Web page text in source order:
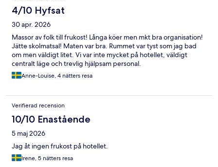
4/10 Hyfsat
30 apr. 2026
Massor av folk till frukost! Långa köer men mkt bra organisation!
Jätte skolmatsal! Maten var bra. Rummet var tyst som jag bad
om men väldigt litet. Vi var inte mycket på hotellet, väldigt
centralt läge och trevlig hjälpsam personal.
Anne-Louise, 4 nätters resa
Verifierad recension
10/10 Enastående
5 maj 2026
Jag åt ingen frukost på hotellet.
Irene, 5 nätters resa